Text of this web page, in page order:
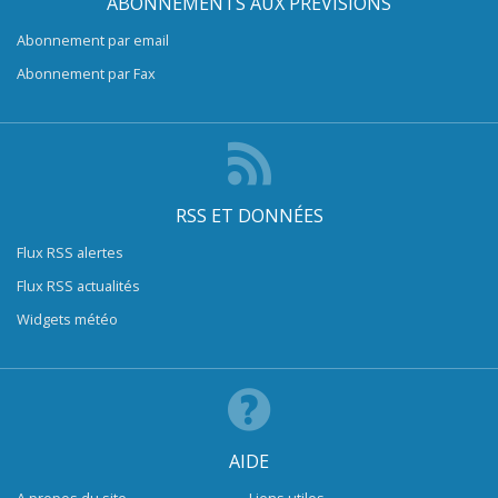
Abonnement par email
Abonnement par Fax
RSS ET DONNÉES
Flux RSS alertes
Flux RSS actualités
Widgets météo
AIDE